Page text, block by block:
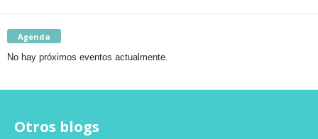
Agenda
No hay próximos eventos actualmente.
Otros blogs